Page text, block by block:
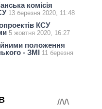
комісія
13 березня 2020, 11:48
КСУ
5 жовтня 2020, 16:27
положення
- ЗМІ 11 березня